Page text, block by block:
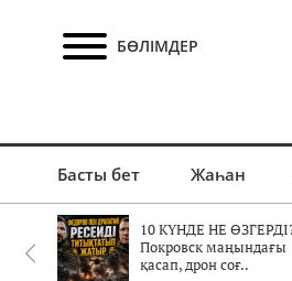
БӨЛІМДЕР
Басты бет Жаһан
10 КҮНДЕ НЕ
Покровск маңындағы
қасап, дрон соғ..